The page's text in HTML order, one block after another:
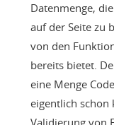
Datenmenge,
auf der Seite zu
von den
bereits bietet.
eine Menge
eigentlich schon